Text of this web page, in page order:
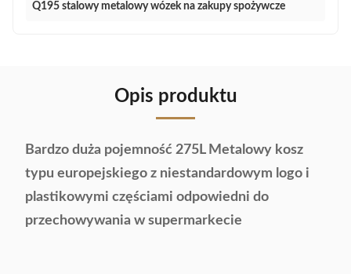
Q195 stalowy metalowy wózek na zakupy spożywcze
Opis produktu
Bardzo duża pojemność 275L Metalowy kosz
typu europejskiego z niestandardowym logo i
plastikowymi częściami odpowiedni do
przechowywania w supermarkecie